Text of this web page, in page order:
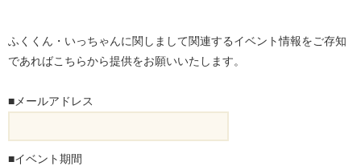
ふくくん・いっちゃんに関しまして関連するイベント情報をご存知
であればこちらから提供をお願いいたします。
■メールアドレス
■イベント期間